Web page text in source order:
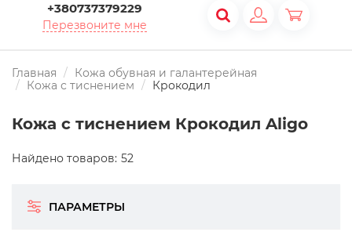
+380737379229
Перезвоните мне
Главная
Кожа обувная и галантерейная
Кожа с тиснением
Крокодил
Кожа с тиснением Крокодил Aligo
Найдено товаров: 52
ПАРАМЕТРЫ